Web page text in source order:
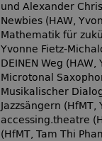
und Alexander
Newbies (HAW,
Mathematik für
Yvonne Fietz-
DEINEN Weg
Microtonal
Musikalischer
Jazzsängern (HfMT,
accessing.theatre (HfMT, Anja Redecker) Dan-Bau
(HfMT, Tam Thi